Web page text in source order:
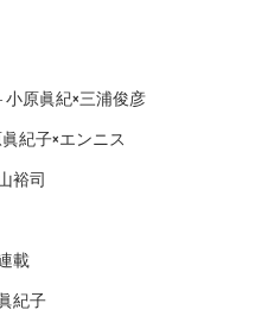
原眞紀×三浦俊彦
紀子×エンニス
裕司
載
紀子